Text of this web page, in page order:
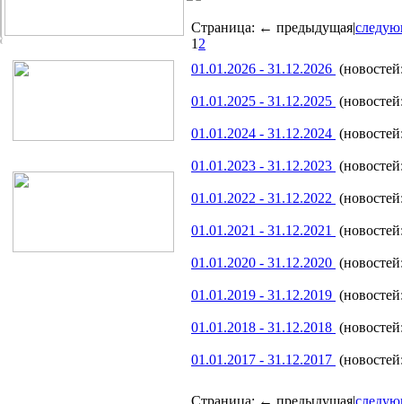
Страница: ← предыдущая|
12
01.01.2026 - 31.12.2026
01.01.2025 - 31.12.2025
01.01.2024 - 31.12.2024
01.01.2023 - 31.12.2023
01.01.2022 - 31.12.2022
01.01.2021 - 31.12.2021
01.01.2020 - 31.12.2020
01.01.2019 - 31.12.2019
01.01.2018 - 31.12.2018
01.01.2017 - 31.12.2017